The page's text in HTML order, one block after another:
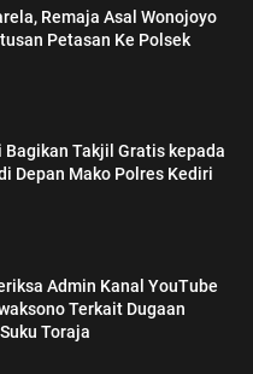
Remaja Asal Wonojoyo
Petasan Ke Polsek
Bagikan Takjil Gratis kepada
Depan Mako Polres Kediri
Admin Kanal YouTube
Terkait Dugaan
Toraja